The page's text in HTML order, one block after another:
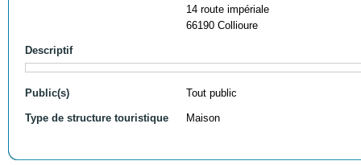
14 route impériale
66190 Collioure
Descriptif
Public(s) Tout public
Type de structure touristique Maison